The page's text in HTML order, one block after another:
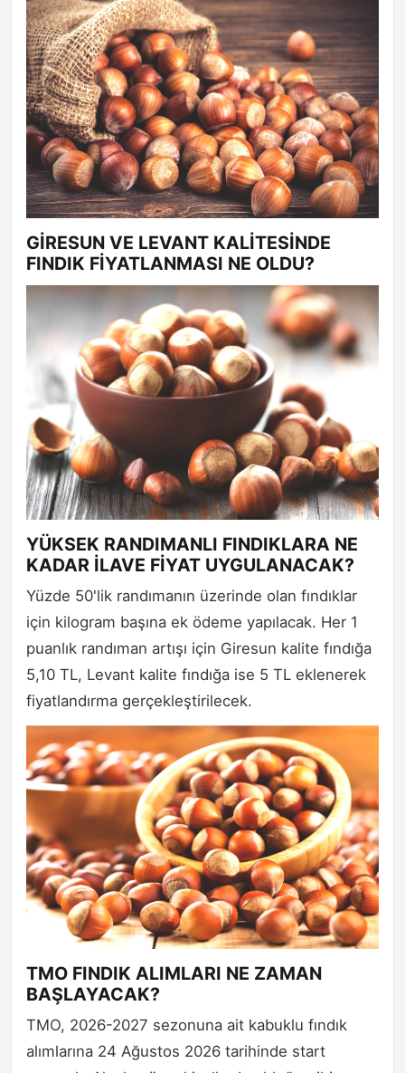
GİRESUN VE LEVANT KALİTESİNDE
FINDIK FİYATLANMASI NE OLDU?
YÜKSEK RANDIMANLI FINDIKLARA NE
KADAR İLAVE FİYAT UYGULANACAK?
Yüzde 50'lik randımanın üzerinde olan fındıklar
için kilogram başına ek ödeme yapılacak. Her 1
puanlık randıman artışı için Giresun kalite fındığa
5,10 TL, Levant kalite fındığa ise 5 TL eklenerek
fiyatlandırma gerçekleştirilecek.
TMO FINDIK ALIMLARI NE ZAMAN
BAŞLAYACAK?
TMO, 2026-2027 sezonuna ait kabuklu fındık
alımlarına 24 Ağustos 2026 tarihinde start